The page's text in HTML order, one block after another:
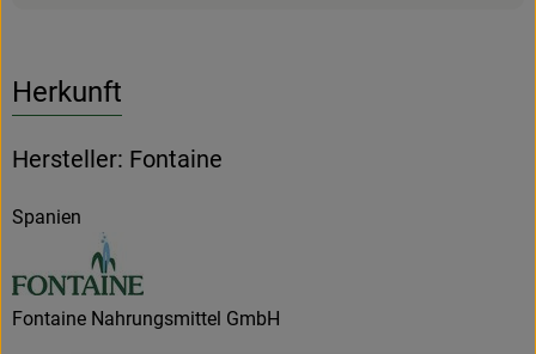
Herkunft
Hersteller: Fontaine
Spanien
Fontaine Nahrungsmittel GmbH